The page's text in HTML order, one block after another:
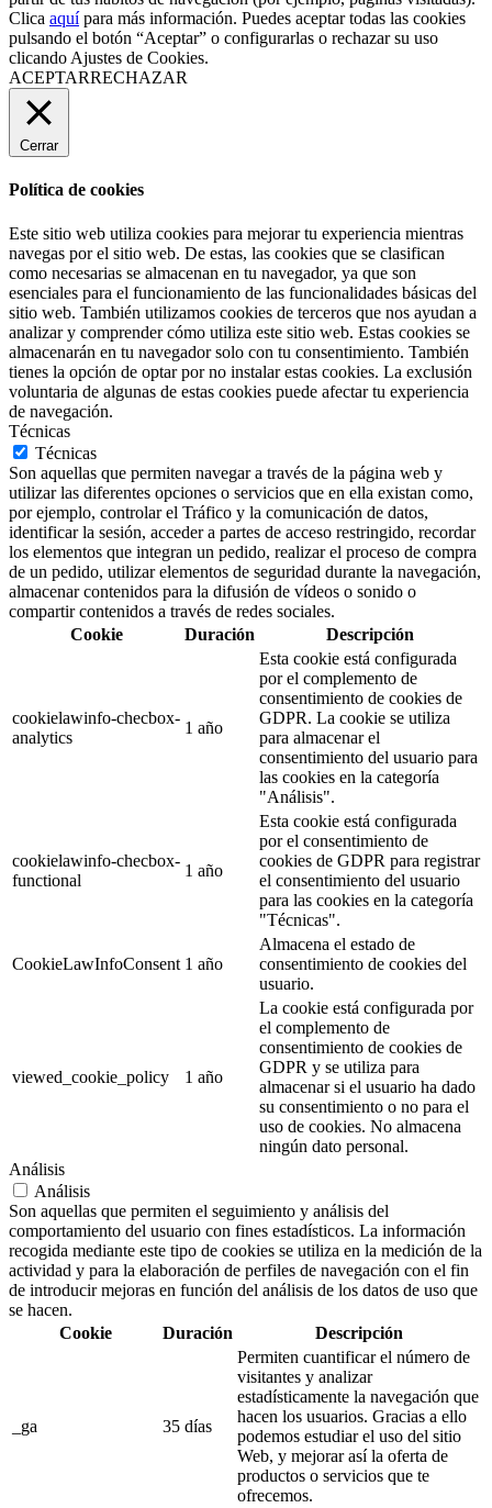
Clica aquípara más información. Puedes aceptar todas las cookies
pulsando el botón “Aceptar” o configurarlas o rechazar su uso
clicando Ajustes de Cookies.
ACEPTARRECHAZAR
Cerrar
Política de cookies
Este sitio web utiliza cookies para mejorar tu experiencia mientras
navegas por el sitio web. De estas, las cookies que se clasifican
como necesarias se almacenan en tu navegador, ya que son
esenciales para el funcionamiento de las funcionalidades básicas del
sitio web. También utilizamos cookies de terceros que nos ayudan a
analizar y comprender cómo utiliza este sitio web. Estas cookies se
almacenarán en tu navegador solo con tu consentimiento. También
tienes la opción de optar por no instalar estas cookies. La exclusión
voluntaria de algunas de estas cookies puede afectar tu experiencia
de navegación.
Técnicas
Técnicas
Son aquellas que permiten navegar a través de la página web y
utilizar las diferentes opciones o servicios que en ella existan como,
por ejemplo, controlar el Tráfico y la comunicación de datos,
identificar la sesión, acceder a partes de acceso restringido, recordar
los elementos que integran un pedido, realizar el proceso de compra
de un pedido, utilizar elementos de seguridad durante la navegación,
almacenar contenidos para la difusión de vídeos o sonido o
compartir contenidos a través de redes sociales.
Cookie
Duración Descripción
cookielawinfo-checbox-
analytics
1 año
Esta cookie está configurada
por el complemento de
consentimiento de cookies de
GDPR. La cookie se utiliza
para almacenar el
consentimiento del usuario para
las cookies en la categoría
"Análisis".
cookielawinfo-checbox-
functional
1 año
Esta cookie está configurada
por el consentimiento de
cookies de GDPR para registrar
el consentimiento del usuario
para las cookies en la categoría
"Técnicas".
CookieLawInfoConsent 1 año
Almacena el estado de
consentimiento de cookies del
usuario.
viewed_cookie_policy 1 año
La cookie está configurada por
el complemento de
consentimiento de cookies de
GDPR y se utiliza para
almacenar si el usuario ha dado
su consentimiento o no para el
uso de cookies. No almacena
ningún dato personal.
Análisis
Análisis
Son aquellas que permiten el seguimiento y análisis del
comportamiento del usuario con fines estadísticos. La información
recogida mediante este tipo de cookies se utiliza en la medición de la
actividad y para la elaboración de perfiles de navegación con el fin
de introducir mejoras en función del análisis de los datos de uso que
se hacen.
Cookie
Duración Descripción
_ga 35 días
Permiten cuantificar el número de
visitantes y analizar
estadísticamente la navegación que
hacen los usuarios. Gracias a ello
podemos estudiar el uso del sitio
Web, y mejorar así la oferta de
productos o servicios que te
ofrecemos.